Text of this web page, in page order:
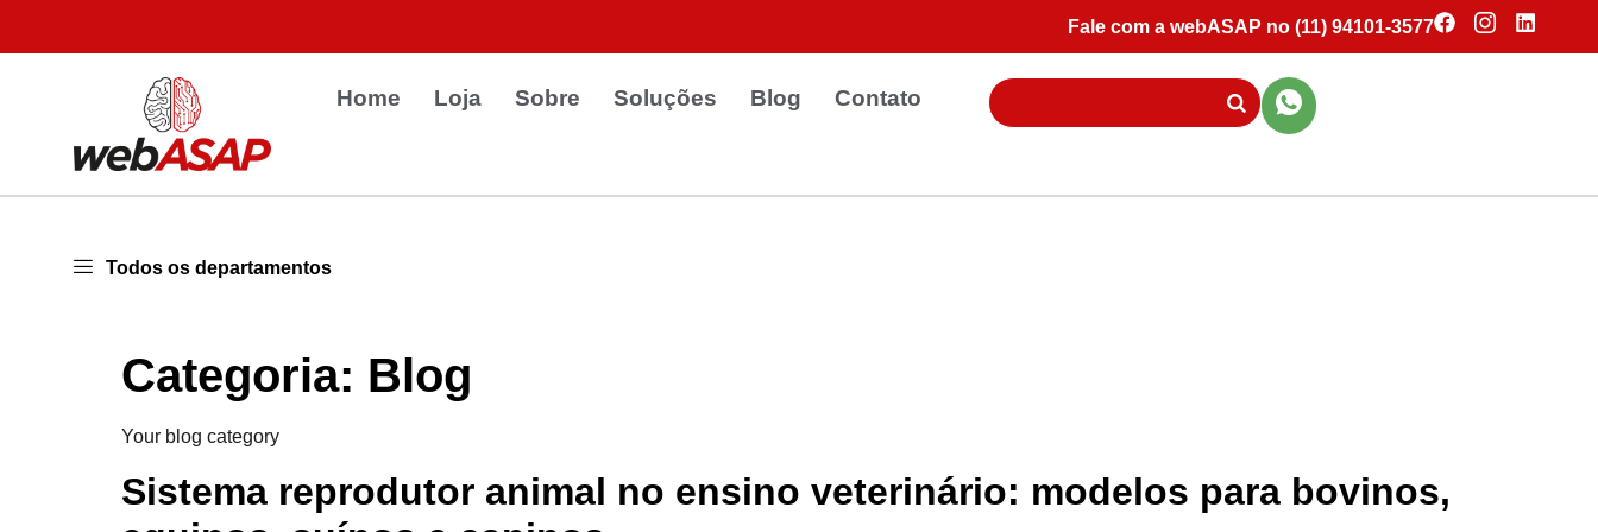
Fale com a webASAP no (11) 94101-3577
Home Loja Sobre Soluções Blog Contato
Todos os departamentos
Categoria: Blog
Your blog category
Sistema reprodutor animal no ensino veterinário: modelos para bovinos,